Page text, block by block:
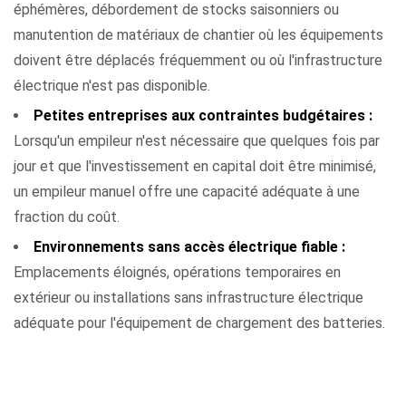
éphémères, débordement de stocks saisonniers ou
manutention de matériaux de chantier où les équipements
doivent être déplacés fréquemment ou où l'infrastructure
électrique n'est pas disponible.
Petites entreprises aux contraintes budgétaires :
Lorsqu'un empileur n'est nécessaire que quelques fois par
jour et que l'investissement en capital doit être minimisé,
un empileur manuel offre une capacité adéquate à une
fraction du coût.
Environnements sans accès électrique fiable :
Emplacements éloignés, opérations temporaires en
extérieur ou installations sans infrastructure électrique
adéquate pour l'équipement de chargement des batteries.